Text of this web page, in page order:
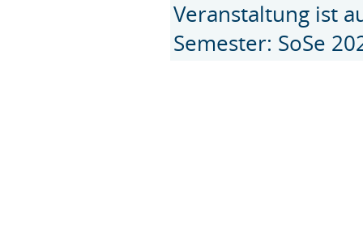
Veranstaltung ist
Semester: SoSe